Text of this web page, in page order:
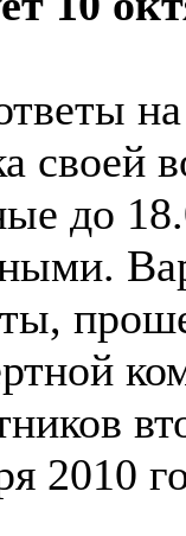
своей
до
2010